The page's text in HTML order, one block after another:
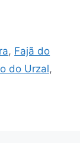
, Fajã do
do Urzal,